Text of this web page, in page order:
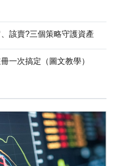
該賣?三個策略守護資產
一次搞定（圖文教學）